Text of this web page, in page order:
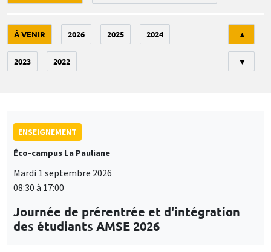
À VENIR 2026 2025 2024
2023 2022
▲
▼
ENSEIGNEMENT
Éco-campus La Pauliane
Mardi 1 septembre 2026
08:30 à 17:00
Journée de prérentrée et d'intégration
des étudiants AMSE 2026